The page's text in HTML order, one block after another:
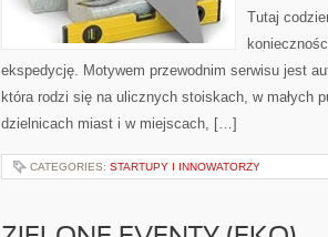
Tutaj
ekspedycję. Motywem przewodnim serwisu jest
która rodzi się na ulicznych stoiskach, w małych
dzielnicach miast i w miejscach, […]
CATEGORIES: STARTUPY I INNOWATORZY